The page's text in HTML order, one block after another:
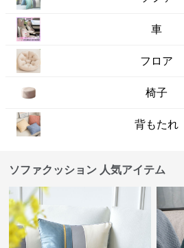
車
フロア
椅子
背もたれ
ソファクッション 人気アイテム